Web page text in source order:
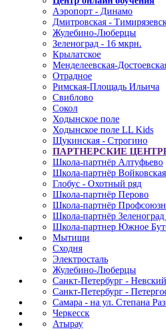
Аэропорт - Динамо
Дмитровская -
Жулебино-Люберцы
Зеленоград - 16 мкрн.
Крылатское
Менделеевская-
Отрадное
Римская-Площадь Ильича
Свиблово
Сокол
Ходынское поле
Ходынское поле LL Kids
Щукинская - Строгино
ПАРТНЕРСКИЕ
Школа-партнёр Алтуфьево
Школа-партнёр Войковская
Глобус - Охотный ряд
Школа-партнёр Перово
Школа-партнёр
Школа-партнёр
Школа-партнер Южное
Мытищи
Сходня
Электросталь
Жулебино-Люберцы
Санкт-Петербург -
Санкт-Петербург -
Самара - на ул. Степана
Черкесск
Атырау